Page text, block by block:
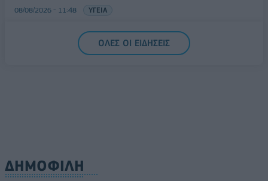
08/08/2026 - 11:48 ΥΓΕΙΑ
Ελληνική Αναπτυξιακή Τράπεζα: Με «προίκα» 2 δισ.
ευρώ ανοίγει δρόμο για δάνεια έως 5 δισ. σε
ΟΛΕΣ ΟΙ ΕΙΔΗΣΕΙΣ
ΔΗΜΟΦΙΛΗ